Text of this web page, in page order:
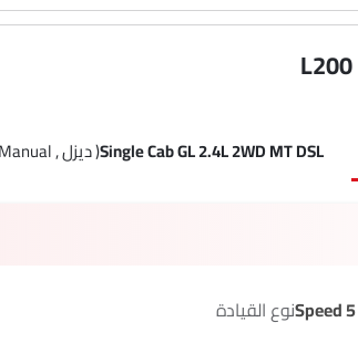
Single Cab GL 2.4L 2WD MT DSL( ديزل , Manual )
5 Speed نوع القيادة